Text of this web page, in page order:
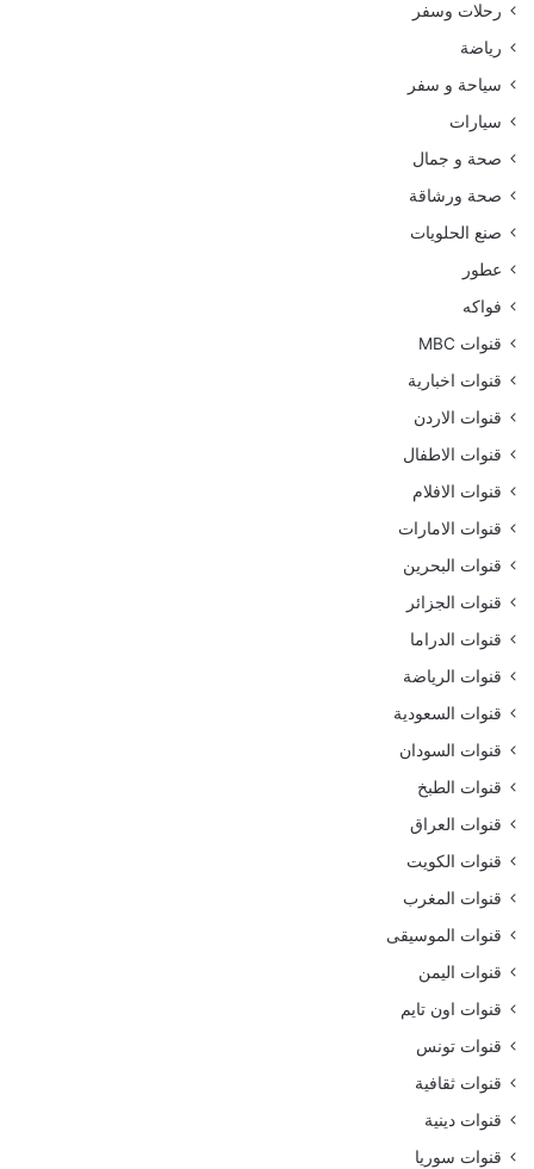
رحلات وسفر
رياضة
سياحة و سفر
سيارات
صحة و جمال
صحة ورشاقة
صنع الحلويات
عطور
فواكه
قنوات MBC
قنوات اخبارية
قنوات الاردن
قنوات الاطفال
قنوات الافلام
قنوات الامارات
قنوات البحرين
قنوات الجزائر
قنوات الدراما
قنوات الرياضة
قنوات السعودية
قنوات السودان
قنوات الطبخ
قنوات العراق
قنوات الكويت
قنوات المغرب
قنوات الموسيقى
قنوات اليمن
قنوات اون تايم
قنوات تونس
قنوات ثقافية
قنوات دينية
قنوات سوريا